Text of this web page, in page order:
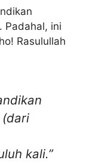
Padahal, ini
Rasulullah
(dari
kali.”